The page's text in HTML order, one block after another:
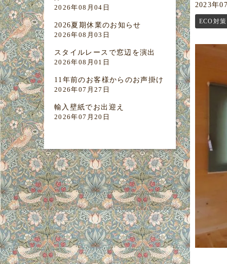
2023年
ECO対策
2026年08月04日
2026夏期休業のお知らせ
2026年08月03日
スタイルレースで窓辺を演出
2026年08月01日
11年前のお客様からのお声掛け
2026年07月27日
輸入壁紙でお出迎え
2026年07月20日